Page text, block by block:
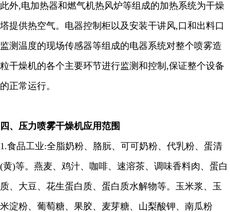
此外,电加热器和燃气机热风炉等组成的加热系统为干燥
塔提供热空气。电器控制柜以及安装干讲风,口和出料口
监测温度的现场传感器等组成的电器系统对整个喷雾造
粒干燥机的各个主要环节进行监测和控制 ,保证整个设备
的正常运行。
四、 压力喷雾干燥机应用范围
1.食品工业:全脂奶粉、胳朊、可可奶粉、代乳粉、蛋清
(黄)等。燕麦、鸡汁、咖啡、速溶茶、调味香料肉、蛋白
质、大豆、花生蛋白质、蛋白质水解物等。玉米浆、玉
米淀粉、葡萄糖、果胶、麦芽糖、山梨酸钾、南瓜粉